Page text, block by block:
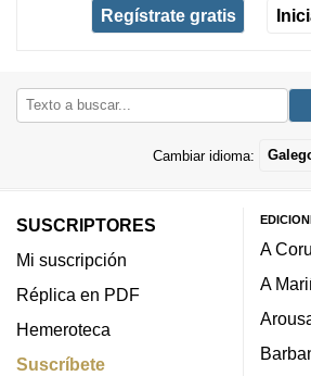
Regístrate gratis
Cambiar idioma:
SUSCRIPTORES
Mi suscripción
Réplica en PDF
Hemeroteca
Suscríbete
A
A